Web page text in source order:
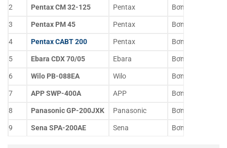
2
Pentax CM 32-125 Pentax
Bơm ly tâm đơn
3
Pentax PM 45 Pentax
Bơm ly tâm mini
4
Pentax CABT 200 Pentax
Bơm tăng áp
5
Ebara CDX 70/05 Ebara
Bơm ly tâm
6
Wilo PB-088EA Wilo
Bơm tăng áp mini
7
APP SWP-400A APP
Bơm chìm nước
8
Panasonic GP-200JXK Panasonic
Bơm tăng áp tự
9
Sena SPA-200AE Sena
Bơm tăng áp